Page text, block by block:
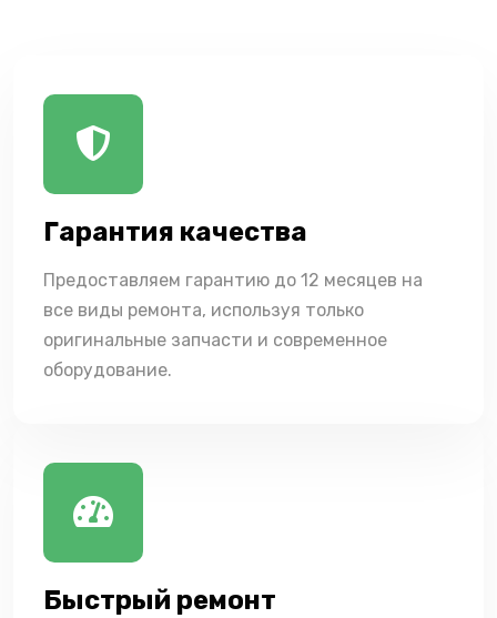
Гарантия качества
Предоставляем гарантию до 12 месяцев на
все виды ремонта, используя только
оригинальные запчасти и современное
оборудование.
Быстрый ремонт